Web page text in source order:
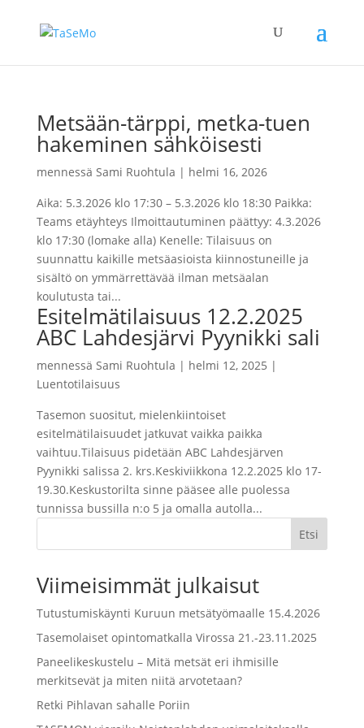
Metsään-tärppi, metka-tuen
hakeminen sähköisesti
mennessä Sami Ruohtula | helmi 16, 2026
Aika: 5.3.2026 klo 17:30 – 5.3.2026 klo 18:30 Paikka:
Teams etäyhteys Ilmoittautuminen päättyy: 4.3.2026
klo 17:30 (lomake alla) Kenelle: Tilaisuus on
suunnattu kaikille metsäasioista kiinnostuneille ja
sisältö on ymmärrettävää ilman metsäalan
koulutusta tai...
Esitelmätilaisuus 12.2.2025
ABC Lahdesjärvi Pyynikki sali
mennessä Sami Ruohtula | helmi 12, 2025 |
Luentotilaisuus
Tasemon suositut, mielenkiintoiset
esitelmätilaisuudet jatkuvat vaikka paikka
vaihtuu.Tilaisuus pidetään ABC Lahdesjärven
Pyynikki salissa 2. krs.Keskiviikkona 12.2.2025 klo 17-
19.30.Keskustorilta sinne pääsee alle puolessa
tunnissa bussilla n:o 5 ja omalla autolla...
Etsi
Viimeisimmät julkaisut
Tutustumiskäynti Kuruun metsätyömaalle 15.4.2026
Tasemolaiset opintomatkalla Virossa 21.-23.11.2025
Paneelikeskustelu – Mitä metsät eri ihmisille
merkitsevät ja miten niitä arvotetaan?
Retki Pihlavan sahalle Poriin